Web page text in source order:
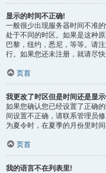
显示的时间不正确!
一般很少出现服务器时间不准
处于不同的时区。如果是这种
巴黎，纽约，悉尼，等等。请
行。如果您还未注册，就请尽快
页首
我更改了时区但是时间还是显
如果您确认您已经设置了正确
间设置不正确，请联系管理员
为夏令时，在夏季的月份里时
页首
我的语言不在列表里!